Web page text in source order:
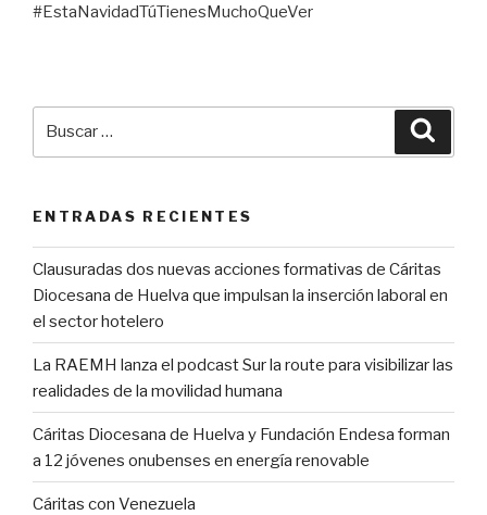
#EstaNavidadTúTienesMuchoQueVer
ENTRADAS RECIENTES
Clausuradas dos nuevas acciones formativas de Cáritas
Diocesana de Huelva que impulsan la inserción laboral en
el sector hotelero
La RAEMH lanza el podcast Sur la route para visibilizar las
realidades de la movilidad humana
Cáritas Diocesana de Huelva y Fundación Endesa forman
a 12 jóvenes onubenses en energía renovable
Cáritas con Venezuela